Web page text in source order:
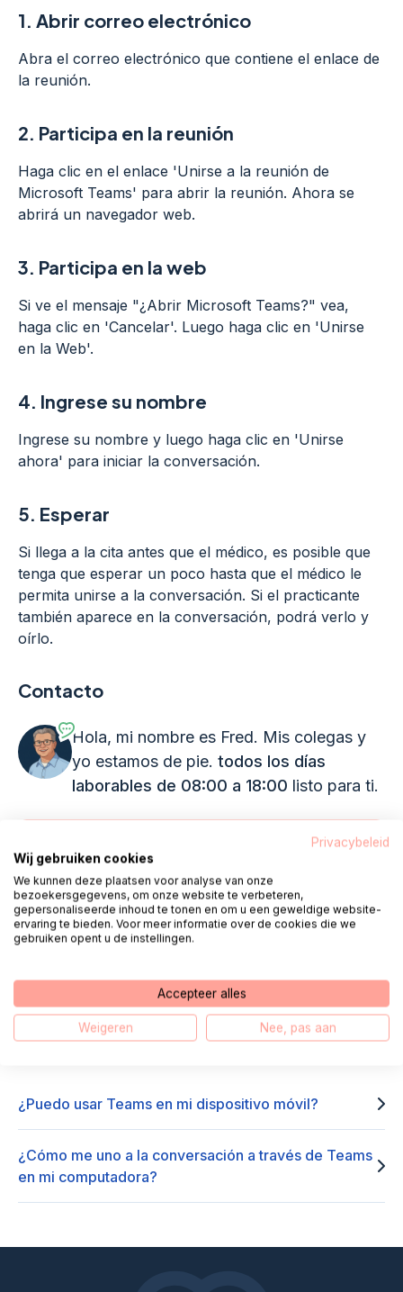
1. Abrir correo electrónico
Abra el correo electrónico que contiene el enlace de
la reunión.
2. Participa en la reunión
Haga clic en el enlace 'Unirse a la reunión de
Microsoft Teams' para abrir la reunión. Ahora se
abrirá un navegador web.
3. Participa en la web
Si ve el mensaje "¿Abrir Microsoft Teams?" vea,
haga clic en 'Cancelar'. Luego haga clic en 'Unirse
en la Web'.
4. Ingrese su nombre
Ingrese su nombre y luego haga clic en 'Unirse
ahora' para iniciar la conversación.
5. Esperar
Si llega a la cita antes que el médico, es posible que
tenga que esperar un poco hasta que el médico le
permita unirse a la conversación. Si el practicante
también aparece en la conversación, podrá verlo y
oírlo.
Contacto
Hola, mi nombre es Fred. Mis colegas y
yo estamos de pie. todos los días
laborables de 08:00 a 18:00 listo para ti.
te llamamos Charlar
Preguntas frecuentes sobre Teams
¿Puedo usar Teams en mi dispositivo móvil?
¿Cómo me uno a la conversación a través de Teams
en mi computadora?
Privacybeleid
Wij gebruiken cookies
We kunnen deze plaatsen voor analyse van onze
bezoekersgegevens, om onze website te verbeteren,
gepersonaliseerde inhoud te tonen en om u een geweldige website-
ervaring te bieden. Voor meer informatie over de cookies die we
gebruiken opent u de instellingen.
Accepteer alles
Weigeren Nee, pas aan